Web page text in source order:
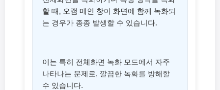
할 때, 오캠 메인 창이 화면에 함께 녹화되
는 경우가 종종 발생할 수 있습니다.
이는 특히 전체화면 녹화 모드에서 자주
나타나는 문제로, 깔끔한 녹화를 방해할
수 있습니다.